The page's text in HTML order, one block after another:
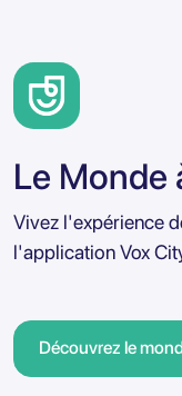
Le Monde
Vivez l'expérience
l'application Vox
Découvrez le